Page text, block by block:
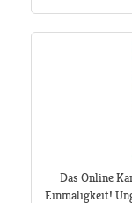
Das Online
Einmaligkeit!